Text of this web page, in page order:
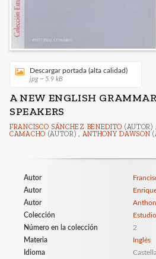
Descargar portada (alta calidad)
jpg ~ 5.9 kB
A NEW ENGLISH
SPEAKERS
FRANCISCO SÁNCHEZ BENEDITO (AUTOR) ,
CAMACHO (AUTOR) , ANTHONY DAWSON
Autor
Autor
Autor
Colección
Número en la colección
2
Materia
Inglés
Idioma